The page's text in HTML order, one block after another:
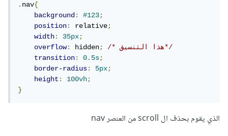
.nav{
background: #123;
position: relative;
width: 35px;
overflow: hidden;
/* هذا التنسيق*/
transition: 0.5s;
border-radius: 5px;
height: 100vh;
}
الذي يقوم بحذف ال scroll من العنصر nav